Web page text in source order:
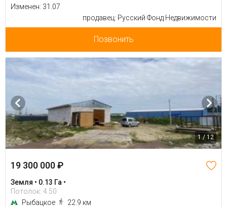
Изменен: 31.07
продавец: Русский Фонд Недвижимости
Позвонить
1 / 12
19 300 000 ₽
Земля • 0.13 Га •
Потолок: 4.50
Рыбацкое
22.9 км